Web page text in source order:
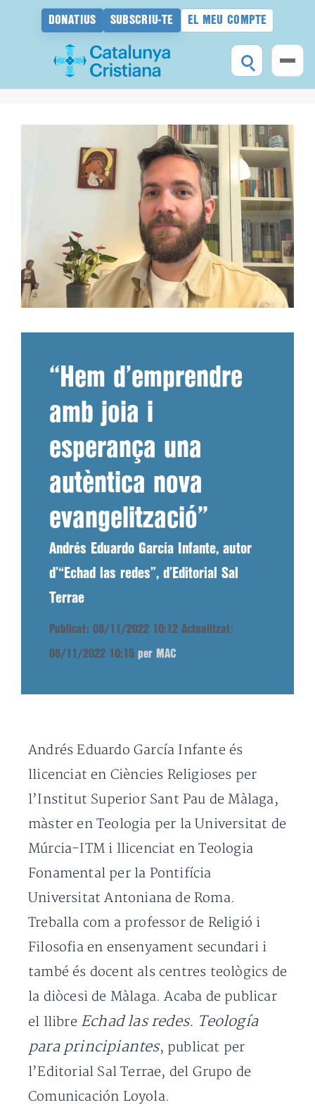
DONATIUS SUBSCRIU-TE EL MEU COMPTE
“Hem d’emprendre
amb joia i
esperança una
autèntica nova
evangelització”
Andrés Eduardo García Infante, autor
d’“Echad las redes”, d’Editorial Sal
Terrae
Publicat: 08/11/2022 10:12 Actualitzat:
08/11/2022 10:15 per MAC
Andrés Eduardo García Infante és
llicenciat en Ciències Religioses per
l’Institut Superior Sant Pau de Màlaga,
màster en Teologia per la Universitat de
Múrcia-ITM i llicenciat en Teologia
Fonamental per la Pontifícia
Universitat Antoniana de Roma.
Treballa com a professor de Religió i
Filosofia en ensenyament secundari i
també és docent als centres teològics de
la diòcesi de Màlaga. Acaba de publicar
el llibre Echad las redes. Teología
para principiantes, publicat per
l’Editorial Sal Terrae, del Grupo de
Comunicación Loyola.